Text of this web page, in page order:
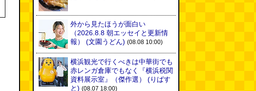
外から見たほうが面白い
（2026.8.8 朝エッセイと更新情
報）
(文園うどん) (08.08 10:00)
横浜観光で行くべきは中華街でも
赤レンガ倉庫でもなく『横浜税関
資料展示室』（傑作選）
(りばす
と) (08.07 18:00)